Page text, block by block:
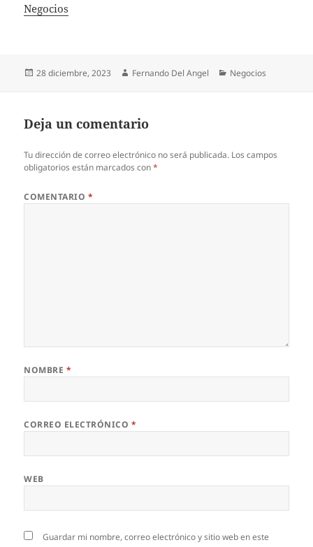
In relation to
Negocios
Publicado
28 diciembre, 2023 Autor
Fernando Del Angel Categorías
Negocios
Deja un comentario
Tu dirección de correo electrónico no será publicada. Los campos
obligatorios están marcados con*
COMENTARIO *
NOMBRE *
CORREO ELECTRÓNICO *
WEB
Guardar mi nombre, correo electrónico y sitio web en este